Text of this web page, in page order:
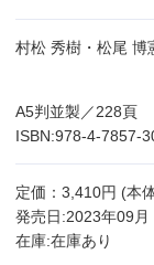
村松 秀樹・松尾
A5判並製／228頁
ISBN:978-4-7857-
定価：3,410円 (本
発売日:2023年09月
在庫:在庫あり